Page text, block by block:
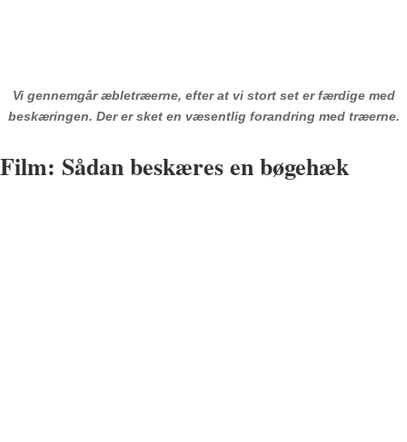
Vi gennemgår æbletræerne, efter at vi stort set er færdige med
beskæringen. Der er sket en væsentlig forandring med træerne.
Film: Sådan beskæres en bøgehæk